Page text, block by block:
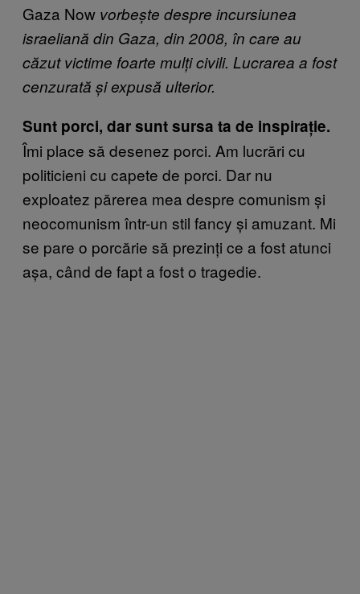
Gaza Now vorbește despre incursiunea
israeliană din Gaza, din 2008, în care au
căzut victime foarte mulți civili. Lucrarea a fost
cenzurată și expusă ulterior.
Sunt porci, dar sunt sursa ta de inspirație.
Îmi place să desenez porci. Am lucrări cu
politicieni cu capete de porci. Dar nu
exploatez părerea mea despre comunism și
neocomunism într-un stil fancy și amuzant. Mi
se pare o porcărie să prezinți ce a fost atunci
așa, când de fapt a fost o tragedie.